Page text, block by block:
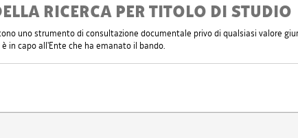
RICERCA PER TITOLO DI STUDIO
uno strumento di consultazione documentale privo di qualsiasi valore
in capo all'Ente che ha emanato il bando.